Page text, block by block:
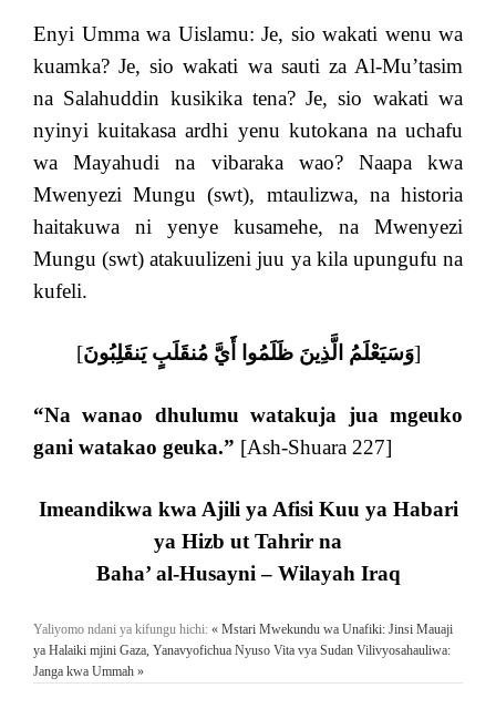
Enyi Umma wa Uislamu: Je, sio wakati wenu wa
kuamka? Je, sio wakati wa sauti za Al-Mu’tasim
na Salahuddin kusikika tena? Je, sio wakati wa
nyinyi kuitakasa ardhi yenu kutokana na uchafu
wa Mayahudi na vibaraka wao? Naapa kwa
Mwenyezi Mungu (swt), mtaulizwa, na historia
haitakuwa ni yenye kusamehe, na Mwenyezi
Mungu (swt) atakuulizeni juu ya kila upungufu na
kufeli.
[وَسَيَعْلَمُ الَّذِينَ ظَلَمُوا أَيَّ مُنقَلَبٍ يَنقَلِبُونَ]
“Na wanao dhulumu watakuja jua mgeuko
gani watakao geuka.” [Ash-Shuara 227]
Imeandikwa kwa Ajili ya Afisi Kuu ya Habari
ya Hizb ut Tahrir na
Baha’ al-Husayni – Wilayah Iraq
Yaliyomo ndani ya kifungu hichi: « Mstari Mwekundu wa Unafiki: Jinsi Mauaji
ya Halaiki mjini Gaza, Yanavyofichua Nyuso Vita vya Sudan Vilivyosahauliwa:
Janga kwa Ummah »